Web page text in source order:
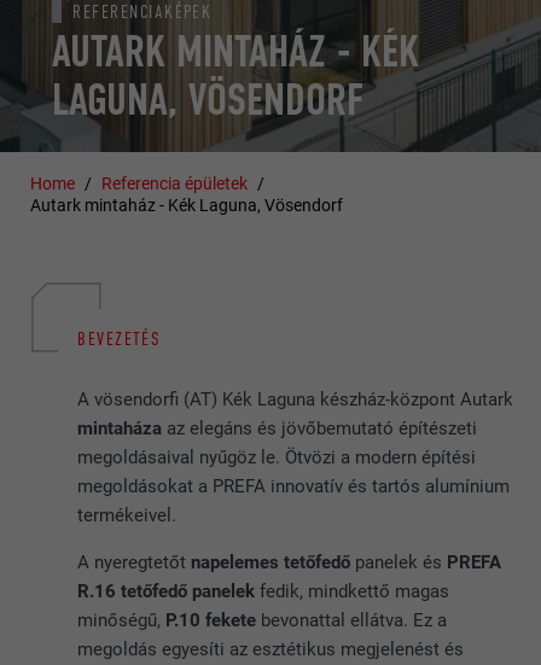
AUTARK MINTAHÁZ - KÉK
LAGUNA, VÖSENDORF
REFERENCIAKÉPEK
Home
Referencia épületek
Autark mintaház - Kék Laguna, Vösendorf
BEVEZETÉS
A vösendorfi (AT) Kék Laguna készház-központ Autark
mintaháza az elegáns és jövőbemutató építészeti
megoldásaival nyűgöz le. Ötvözi a modern építési
megoldásokat a PREFA innovatív és tartós alumínium
termékeivel.
A nyeregtetőt napelemes tetőfedő panelek és PREFA
R.16 tetőfedő panelek fedik, mindkettő magas
minőségű, P.10 fekete bevonattal ellátva. Ez a
megoldás egyesíti az esztétikus megjelenést és